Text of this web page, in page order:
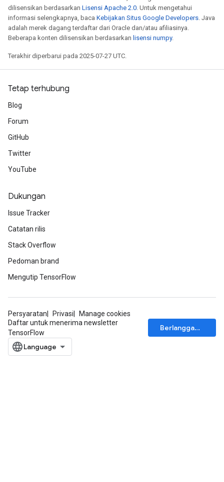
dilisensikan berdasarkan Lisensi Apache 2.0. Untuk mengetahui
informasi selengkapnya, baca Kebijakan Situs Google Developers. Java
adalah merek dagang terdaftar dari Oracle dan/atau afiliasinya.
Beberapa konten dilisensikan berdasarkan lisensi numpy.
Terakhir diperbarui pada 2025-07-27 UTC.
Tetap terhubung
Blog
Forum
GitHub
Twitter
YouTube
Dukungan
Issue Tracker
Catatan rilis
Stack Overflow
Pedoman brand
Mengutip TensorFlow
Persyaratan Privasi
Manage cookies
Daftar untuk menerima newsletter
TensorFlow
Berlangganan